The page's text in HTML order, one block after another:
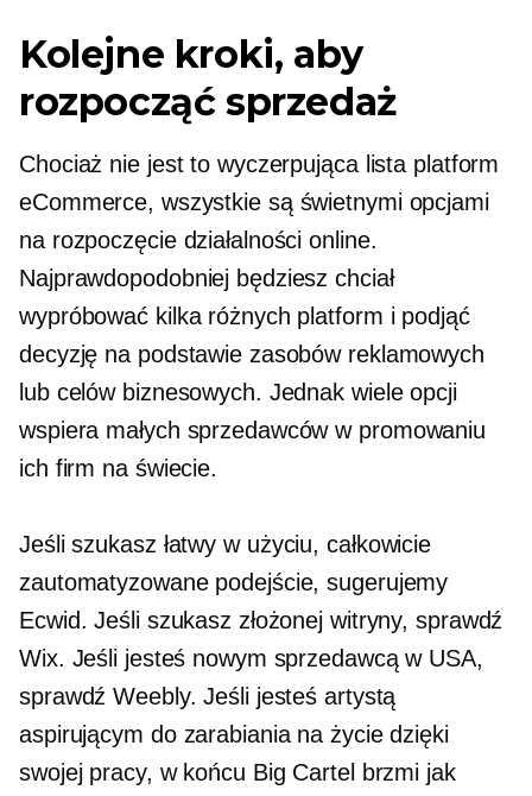
Kolejne kroki, aby
rozpocząć sprzedaż
Chociaż nie jest to wyczerpująca lista platform
eCommerce, wszystkie są świetnymi opcjami
na rozpoczęcie działalności online.
Najprawdopodobniej będziesz chciał
wypróbować kilka różnych platform i podjąć
decyzję na podstawie zasobów reklamowych
lub celów biznesowych. Jednak wiele opcji
wspiera małych sprzedawców w promowaniu
ich firm na świecie.
Jeśli szukasz łatwy w użyciu, całkowicie
zautomatyzowane podejście, sugerujemy
Ecwid. Jeśli szukasz złożonej witryny, sprawdź
Wix. Jeśli jesteś nowym sprzedawcą w USA,
sprawdź Weebly. Jeśli jesteś artystą
aspirującym do zarabiania na życie dzięki
swojej pracy, w końcu Big Cartel brzmi jak